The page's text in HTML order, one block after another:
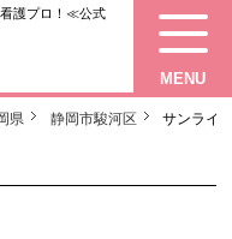
看護プロ！≪公式
MENU
県 静岡市駿河区 サンライ